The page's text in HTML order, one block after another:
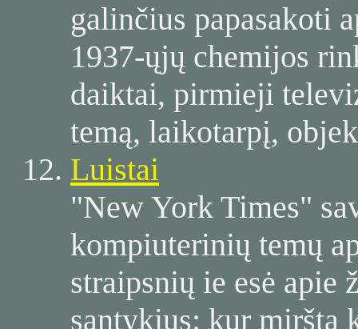
galinčius papasakoti
1937-ųjų chemijos
daiktai, pirmieji
temą, laikotarpį,
Luistai
"New York Times"
kompiuterinių temų
straipsnių ie esė apie
santykius: kur miršta